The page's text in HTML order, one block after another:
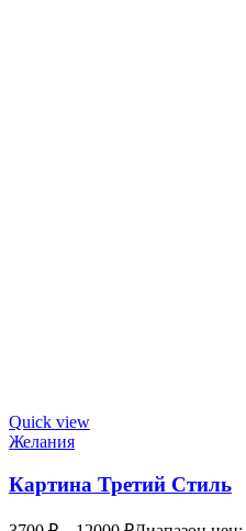
Quick view
Желания
Картина Третий Стиль